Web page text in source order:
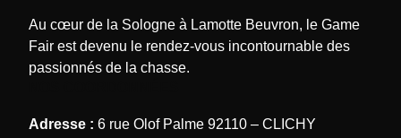
Au cœur de la Sologne à Lamotte Beuvron, le Game
Fair est devenu le rendez-vous incontournable des
passionnés de la chasse.
Adresse : 6 rue Olof Palme 92110 – CLICHY